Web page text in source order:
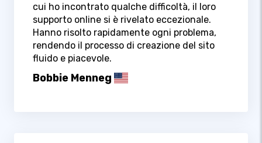
cui ho incontrato qualche difficoltà, il loro
supporto online si è rivelato eccezionale.
Hanno risolto rapidamente ogni problema,
rendendo il processo di creazione del sito
fluido e piacevole.
Bobbie Menneg